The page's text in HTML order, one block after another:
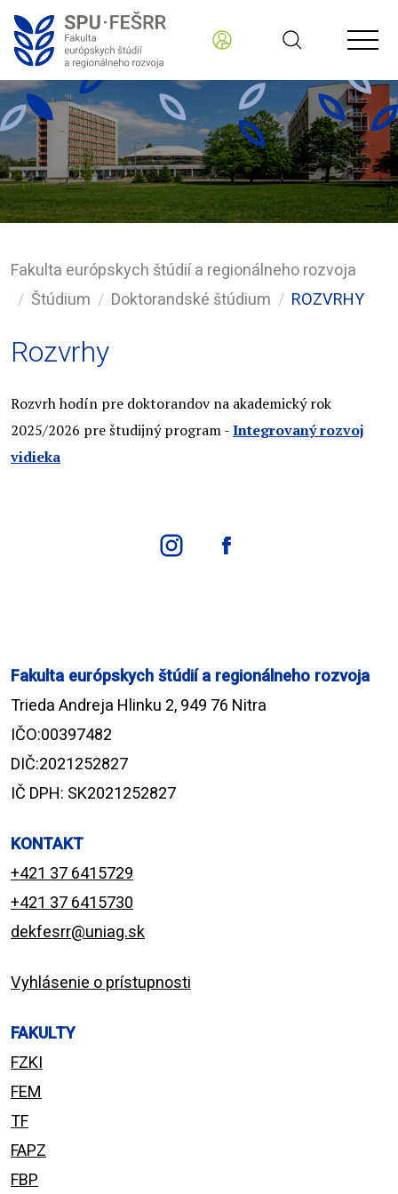
Fakulta európskych štúdií a regionálneho rozvoja
Štúdium
Doktorandské štúdium ROZVRHY
Rozvrhy
Rozvrh hodín pre doktorandov na akademický rok
2025/2026 pre študijný program -Integrovaný rozvoj
vidieka
Fakulta európskych štúdií a regionálneho rozvoja
Trieda Andreja Hlinku 2, 949 76 Nitra
IČO:00397482
DIČ:2021252827
IČ DPH: SK2021252827
KONTAKT
+421 37 6415729
+421 37 6415730
dekfesrr@uniag.sk
Vyhlásenie o prístupnosti
FAKULTY
FZKI
FEM
TF
FAPZ
FBP